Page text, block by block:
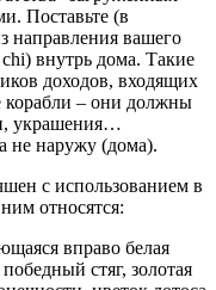
Поставьте (в
направления вашего
внутрь дома. Такие
доходов, входящих
корабли – они должны
украшения…
не наружу (дома).
с использованием в
относятся:
вправо белая
стяг, золотая